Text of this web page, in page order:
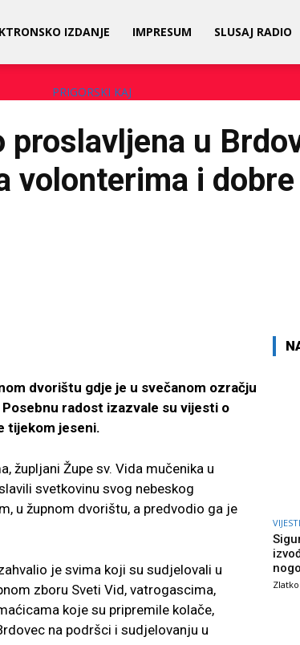
IZDANJE IMPRESUM SLUSAJ RADIO
proslavljena u
volonterima i
dvorištu gdje je u svečanom ozračju
radost izazvale su vijesti o
tijekom jeseni.
župljani Župe sv. Vida mučenika u
svetkovinu svog nebeskog
u župnom dvorištu, a predvodio ga je
je svima koji su sudjelovali u
zboru Sveti Vid, vatrogascima,
koje su pripremile kolače,
na podršci i sudjelovanju u
VIJESTI